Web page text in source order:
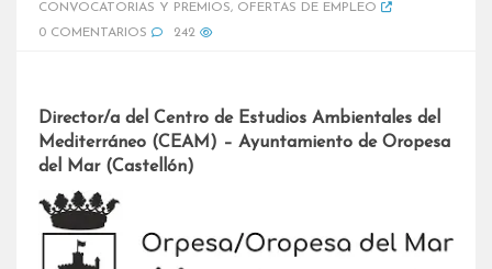
CONVOCATORIAS Y PREMIOS, OFERTAS DE EMPLEO
0 COMENTARIOS
242
Director/a del Centro de Estudios Ambientales del
Mediterráneo (CEAM) – Ayuntamiento de Oropesa
del Mar (Castellón)